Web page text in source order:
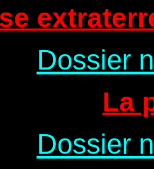
Dossier
La
Dossier